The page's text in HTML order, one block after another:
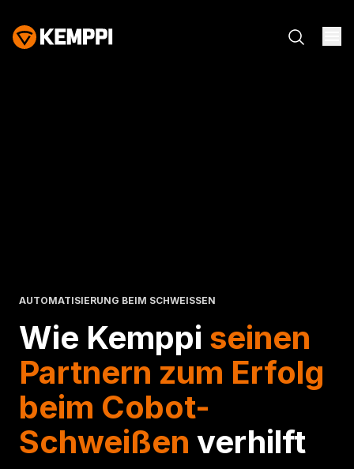
AUTOMATISIERUNG BEIM SCHWEISSEN
Wie Kemppi seinen
Partnern zum Erfolg
beim Cobot-
Schweißen verhilft